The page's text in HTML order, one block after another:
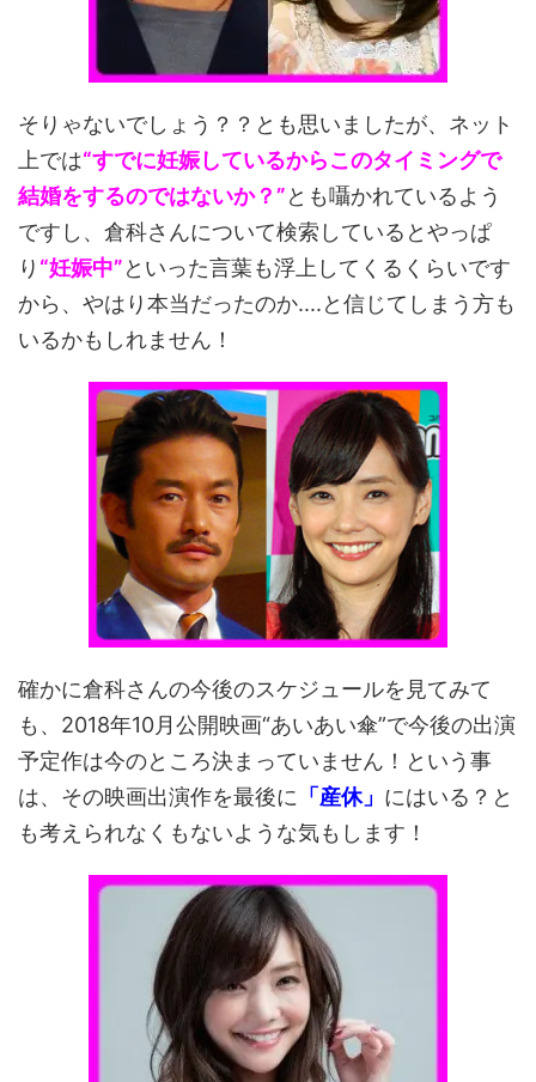
そりゃないでしょう？？とも思いましたが、ネット
上では“すでに妊娠しているからこのタイミングで
結婚をするのではないか？”とも囁かれているよう
ですし、倉科さんについて検索しているとやっぱ
り “妊娠中”といった言葉も浮上してくるくらいです
から、やはり本当だったのか....と信じてしまう方も
いるかもしれません！
確かに倉科さんの今後のスケジュールを見てみて
も、2018年10月公開映画“あいあい傘”で今後の出演
予定作は今のところ決まっていません！という事
は、その映画出演作を最後に 「産休」 にはいる？と
も考えられなくもないような気もします！